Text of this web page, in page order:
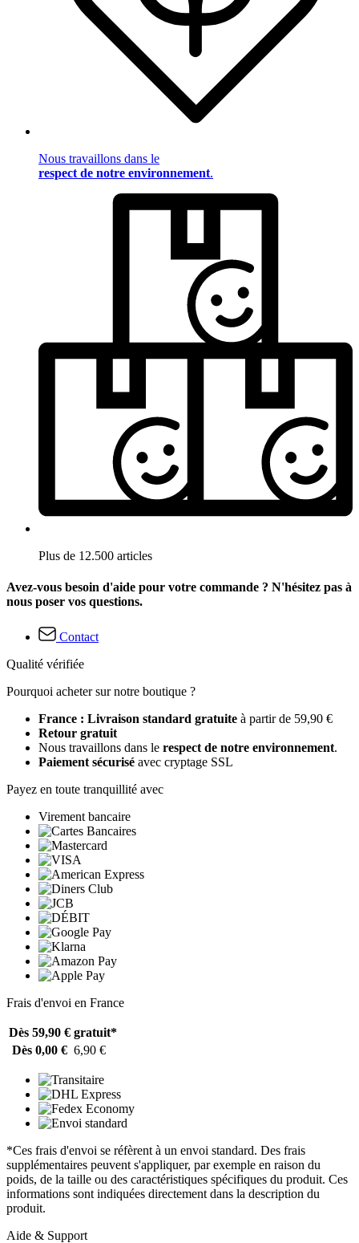
Nous travaillons dans le
respect de notre environnement.
Plus de 12.500 articles
Avez-vous besoin d'aide pour votre commande ? N'hésitez pas à
nous poser vos questions.
Contact
Qualité vérifiée
Pourquoi acheter sur notre boutique ?
France : Livraison standard gratuite à partir de 59,90 €
Retour gratuit
Nous travaillons dans le respect de notre environnement.
Paiement sécurisé avec cryptage SSL
Payez en toute tranquillité avec
Virement bancaire
Frais d'envoi en France
Dès 59,90 € gratuit*
Dès 0,00 € 6,90 €
*Ces frais d'envoi se réfèrent à un envoi standard. Des frais
supplémentaires peuvent s'appliquer, par exemple en raison du
poids, de la taille ou des caractéristiques spécifiques du produit. Ces
informations sont indiquées directement dans la description du
produit.
Aide & Support